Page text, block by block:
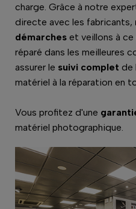
charge. Grâce à notre
directe avec les fabricants,
démarches et veillons à
réparé dans les meilleures
assurer le suivi complet de
matériel à la réparation en
Vous profitez d'une
matériel photographique.